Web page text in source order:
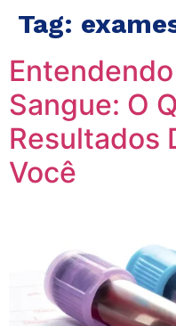
Tag:
Sangue: O
Resultados
Você